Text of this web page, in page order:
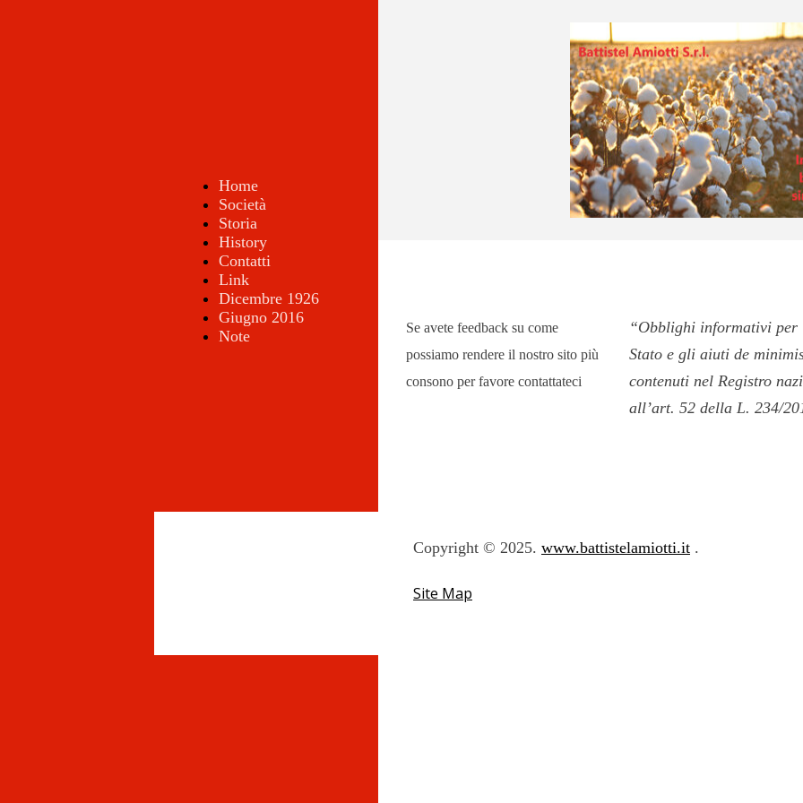
Copyright © 2025. www.battistelamiotti.it
Site Map
Home
Società
Storia
History
Contatti
Link
Dicembre 1926
Giugno 2016
Note
Se avete feedback su come
possiamo rendere il nostro sito più
consono per favore contattateci
“Obblighi informativi
Stato e gli aiuti de
contenuti nel Registro
all’art. 52 della L. 234/